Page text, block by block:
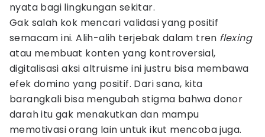
nyata bagi lingkungan sekitar.
Gak salah kok mencari validasi yang positif
semacam ini. Alih-alih terjebak dalam tren flexing
atau membuat konten yang kontroversial,
digitalisasi aksi altruisme ini justru bisa membawa
efek domino yang positif. Dari sana, kita
barangkali bisa mengubah stigma bahwa donor
darah itu gak menakutkan dan mampu
memotivasi orang lain untuk ikut mencoba juga.